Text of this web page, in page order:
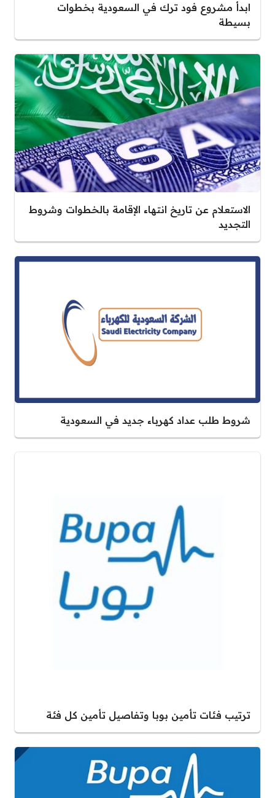
ابدأ مشروع فود ترك في السعودية بخطوات
بسيطة
الاستعلام عن تاريخ انتهاء الإقامة بالخطوات وشروط
التجديد
شروط طلب عداد كهرباء جديد في السعودية
ترتيب فئات تأمين بوبا وتفاصيل تأمين كل فئة